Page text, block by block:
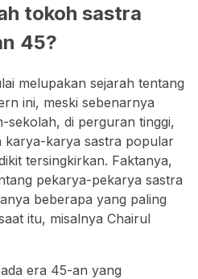
tokoh sastra
45?
melupakan sejarah tentang
ini, meski sebenarnya
sekolah, di perguran tinggi,
karya sastra popular
tersingkirkan. Faktanya,
pekarya-pekarya sastra
beberapa yang paling
itu, misalnya Chairul
era 45-an yang